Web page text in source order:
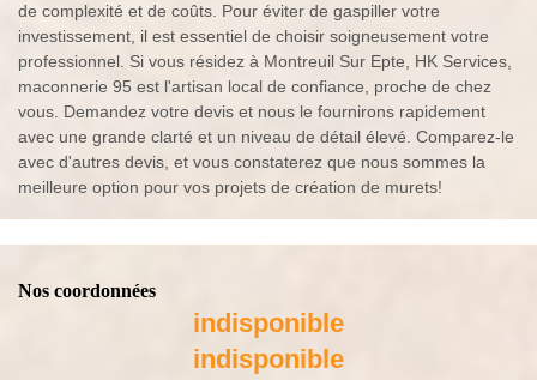
de complexité et de coûts. Pour éviter de gaspiller votre
investissement, il est essentiel de choisir soigneusement votre
professionnel. Si vous résidez à Montreuil Sur Epte, HK Services,
maconnerie 95 est l'artisan local de confiance, proche de chez
vous. Demandez votre devis et nous le fournirons rapidement
avec une grande clarté et un niveau de détail élevé. Comparez-le
avec d'autres devis, et vous constaterez que nous sommes la
meilleure option pour vos projets de création de murets!
Nos coordonnées
indisponible
indisponible